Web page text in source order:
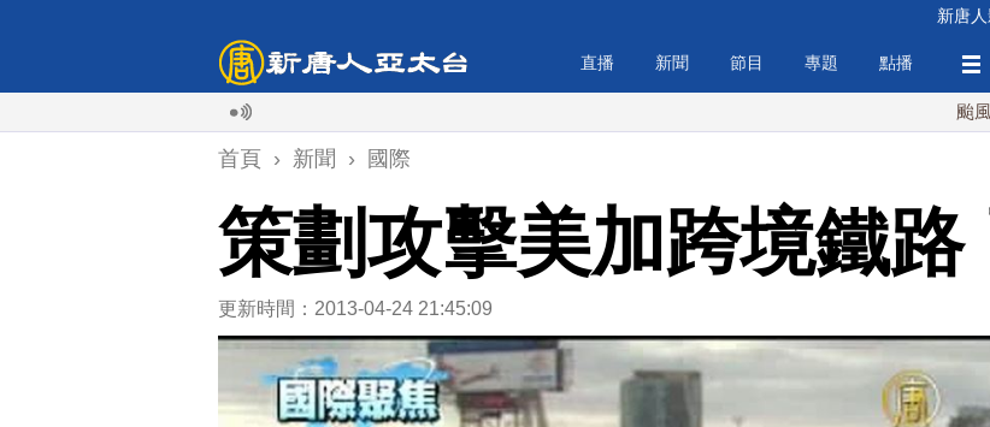
新唐
直播 新聞 節目 專題 點播
颱風白海豚
首頁 › 新聞 › 國際
策劃攻擊美加跨境鐵路
更新時間：2013-04-24 21:45:09